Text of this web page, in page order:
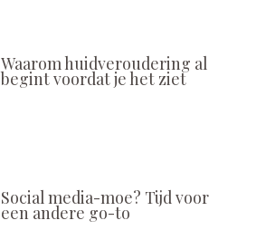
Waarom huidveroudering al
begint voordat je het ziet
Social media-moe? Tijd voor
een andere go-to